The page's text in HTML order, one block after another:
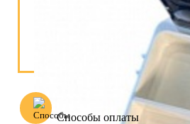
Способы оплаты